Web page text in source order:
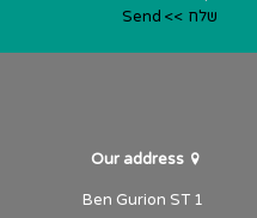
שלח >> Send
1 Ben Gurion ST